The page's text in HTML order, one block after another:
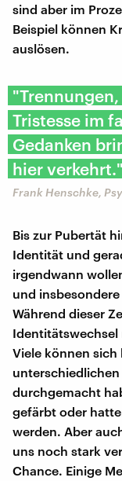
sind aber im
Beispiel können
auslösen.
Tristesse im
Gedanken
hier verkehrt."
Frank Henschke,
Bis zur Pubertät
Identität und
irgendwann
und
Während dieser
Identitätswechsel
Viele können
unterschiedlichen
durchgemacht
gefärbt oder
werden. Aber
uns noch stark
Chance. Einige